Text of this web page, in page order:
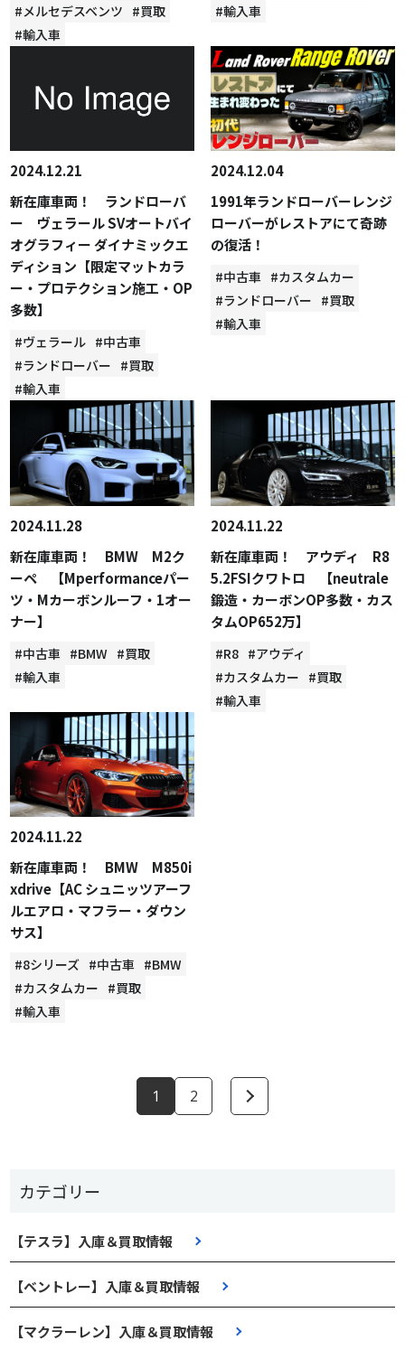
カテゴリー
【テスラ】入庫＆買取情報
【ベントレー】入庫＆買取情報
【マクラーレン】入庫＆買取情報
#メルセデスベンツ #買取
#輸入車
#輸入車
2024.12.21
新在庫車両！ ランドローバ
ー ヴェラール SVオートバイ
オグラフィー ダイナミックエ
ディション【限定マットカラ
ー・プロテクション施工・OP
多数】
#ヴェラール #中古車
#ランドローバー #買取
#輸入車
2024.12.04
1991年ランドローバーレンジ
ローバーがレストアにて奇跡
の復活！
#中古車 #カスタムカー
#ランドローバー #買取
#輸入車
2024.11.28
新在庫車両！ BMW M2ク
ーペ 【Mperformanceパー
ツ・Mカーボンルーフ・1オー
ナー】
#中古車 #BMW #買取
#輸入車
2024.11.22
新在庫車両！ アウディ R8
5.2FSIクワトロ 【neutrale
鍛造・カーボンOP多数・カス
タムOP652万】
#R8 #アウディ
#カスタムカー #買取
#輸入車
2024.11.22
新在庫車両！ BMW M850i
xdrive【AC シュニッツアーフ
ルエアロ・マフラー・ダウン
サス】
#8シリーズ #中古車 #BMW
#カスタムカー #買取
#輸入車
1 2